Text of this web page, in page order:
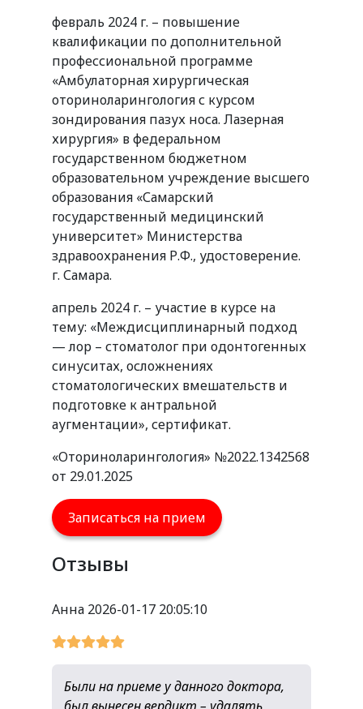
февраль 2024 г. – повышение
квалификации по дополнительной
профессиональной программе
«Амбулаторная хирургическая
оториноларингология с курсом
зондирования пазух носа. Лазерная
хирургия» в федеральном
государственном бюджетном
образовательном учреждение высшего
образования «Самарский
государственный медицинский
университет» Министерства
здравоохранения Р.Ф., удостоверение.
г. Самара.
апрель 2024 г. – участие в курсе на
тему: «Междисциплинарный подход
— лор – стоматолог при одонтогенных
синуситах, осложнениях
стоматологических вмешательств и
подготовке к антральной
аугментации», сертификат.
«Оториноларингология» №2022.1342568
от 29.01.2025
Записаться на прием
Отзывы
Анна 2026-01-17 20:05:10
Были на приеме у данного доктора,